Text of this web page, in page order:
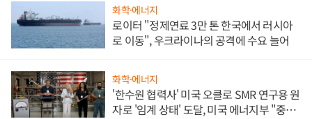
화학·에너지
로이터 "정제연료 3만 톤 한국에서 러시아
로 이동", 우크라이나의 공격에 수요 늘어
화학·에너지
'한수원 협력사' 미국 오클로 SMR 연구용 원
자로 '임계 상태' 도달, 미국 에너지부 "중요